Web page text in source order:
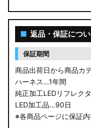
■ 返品・保証につ
保証期間
商品出荷日から商品カ
ハーネス…1年間
純正加工LEDリフレク
LED加工品…90日
※各商品ページに保証